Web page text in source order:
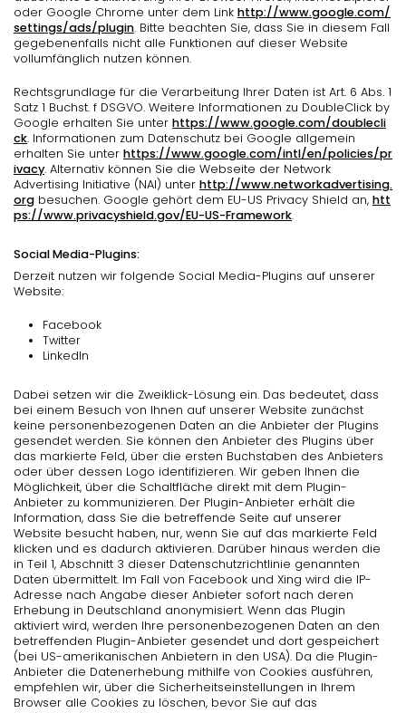
oder Google Chrome unter dem Link http://www.google.com/
settings/ads/plugin. Bitte beachten Sie, dass Sie in diesem Fall
gegebenenfalls nicht alle Funktionen auf dieser Website
vollumfänglich nutzen können.
Rechtsgrundlage für die Verarbeitung Ihrer Daten ist Art. 6 Abs. 1
Satz 1 Buchst. f DSGVO. Weitere Informationen zu DoubleClick by
Google erhalten Sie unter https://www.google.com/doublecli
ck. Informationen zum Datenschutz bei Google allgemein
erhalten Sie unter https://www.google.com/intl/en/policies/pr
ivacy. Alternativ können Sie die Webseite der Network
Advertising Initiative (NAI) unter http://www.networkadvertising.
org besuchen. Google gehört dem EU-US Privacy Shield an, htt
ps://www.privacyshield.gov/EU-US-Framework.
Social Media-Plugins:
Derzeit nutzen wir folgende Social Media-Plugins auf unserer
Website:
Facebook
Twitter
LinkedIn
Dabei setzen wir die Zweiklick-Lösung ein. Das bedeutet, dass
bei einem Besuch von Ihnen auf unserer Website zunächst
keine personenbezogenen Daten an die Anbieter der Plugins
gesendet werden. Sie können den Anbieter des Plugins über
das markierte Feld, über die ersten Buchstaben des Anbieters
oder über dessen Logo identifizieren. Wir geben Ihnen die
Möglichkeit, über die Schaltfläche direkt mit dem Plugin-
Anbieter zu kommunizieren. Der Plugin-Anbieter erhält die
Information, dass Sie die betreffende Seite auf unserer
Website besucht haben, nur, wenn Sie auf das markierte Feld
klicken und es dadurch aktivieren. Darüber hinaus werden die
in Teil 1, Abschnitt 3 dieser Datenschutzrichtlinie genannten
Daten übermittelt. Im Fall von Facebook und Xing wird die IP-
Adresse nach Angabe dieser Anbieter sofort nach deren
Erhebung in Deutschland anonymisiert. Wenn das Plugin
aktiviert wird, werden Ihre personenbezogenen Daten an den
betreffenden Plugin-Anbieter gesendet und dort gespeichert
(bei US-amerikanischen Anbietern in den USA). Da die Plugin-
Anbieter die Datenerhebung mithilfe von Cookies ausführen,
empfehlen wir, über die Sicherheitseinstellungen in Ihrem
Browser alle Cookies zu löschen, bevor Sie auf das